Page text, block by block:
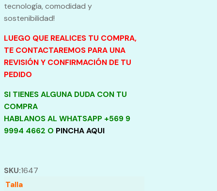
tecnología, comodidad y
sostenibilidad!
LUEGO QUE REALICES TU COMPRA,
TE CONTACTAREMOS PARA UNA
REVISIÓN Y CONFIRMACIÓN DE TU
PEDIDO
SI TIENES ALGUNA DUDA CON TU
COMPRA
HABLANOS AL WHATSAPP +569 9
9994 4662 O PINCHA AQUI
SKU:1647
Talla